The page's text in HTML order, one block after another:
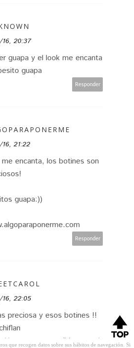
16, 20:37
guapa y el look me encanta
guapa
Responder
16, 21:22
me encanta, los botines son
guapa:))
Responder
16, 22:05
preciosa y esos botines !!
www.sweetcarolblog.com/
que recogen datos sobre sus hábitos de navegación. Si